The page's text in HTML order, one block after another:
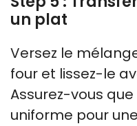
un plat
Versez le
four et lissez-le
Assurez-vous
uniforme pour